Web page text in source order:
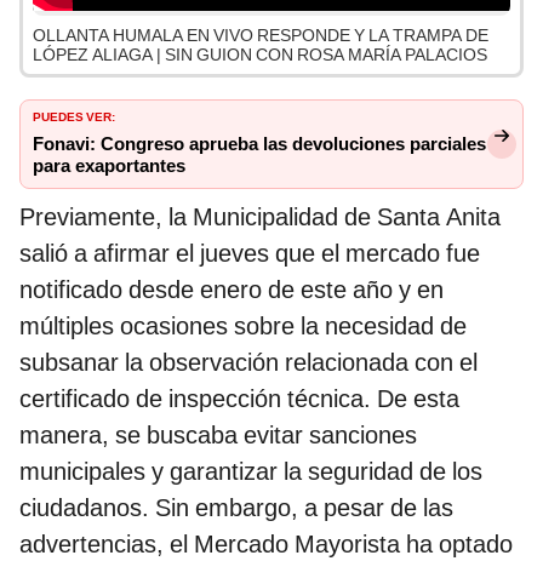
OLLANTA HUMALA EN VIVO RESPONDE Y LA TRAMPA DE
LÓPEZ ALIAGA | SIN GUION CON ROSA MARÍA PALACIOS
PUEDES VER:
Fonavi: Congreso aprueba las devoluciones parciales
para exaportantes
Previamente, la Municipalidad de Santa Anita
salió a afirmar el jueves que el mercado fue
notificado desde enero de este año y en
múltiples ocasiones sobre la necesidad de
subsanar la observación relacionada con el
certificado de inspección técnica. De esta
manera, se buscaba evitar sanciones
municipales y garantizar la seguridad de los
ciudadanos. Sin embargo, a pesar de las
advertencias, el Mercado Mayorista ha optado